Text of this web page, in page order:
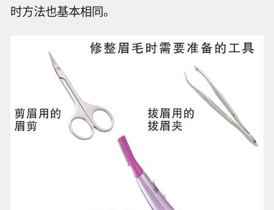
时方法也基本相同。